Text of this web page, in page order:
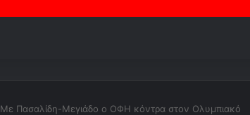
Με Πασαλίδη-Μεγιάδο ο ΟΦΗ κόντρα στον Ολυμπιακό